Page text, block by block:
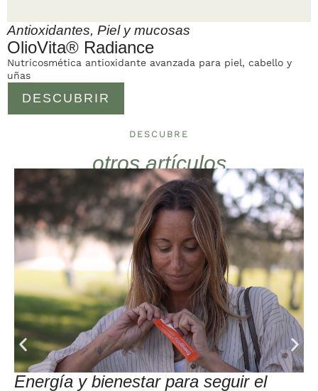
Antioxidantes, Piel y mucosas
OlioVita® Radiance
DESCUBRIR
Nutricosmética antioxidante avanzada para piel, cabello y
uñas
DESCUBRE
otros artículos
Energía y bienestar para seguir el